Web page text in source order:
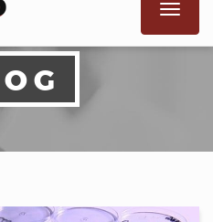
Toggle